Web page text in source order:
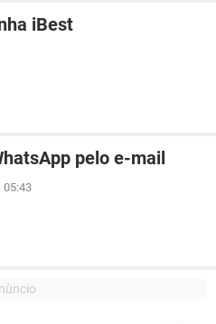
iBest
pelo e-mail
05:43